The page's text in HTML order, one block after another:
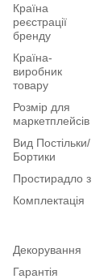
Країна
реєстрації
бренду
Країна-
виробник
товару
Розмір для
маркетплейсів
Вид Постільки/
Бортики
Простирадло з
Комплектація
Декорування
Гарантія